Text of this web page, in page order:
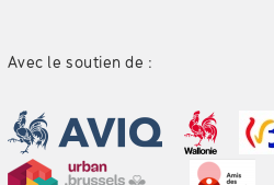
Avec le soutien de :